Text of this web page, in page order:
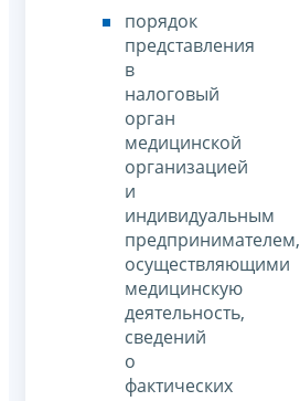
порядок
представления
в
налоговый
орган
медицинской
организацией
и
индивидуальным
предпринимателем,
осуществляющими
медицинскую
деятельность,
сведений
о
фактических